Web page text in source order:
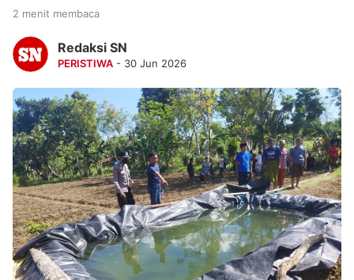
2 menit membaca
Redaksi SN
PERISTIWA - 30 Jun 2026